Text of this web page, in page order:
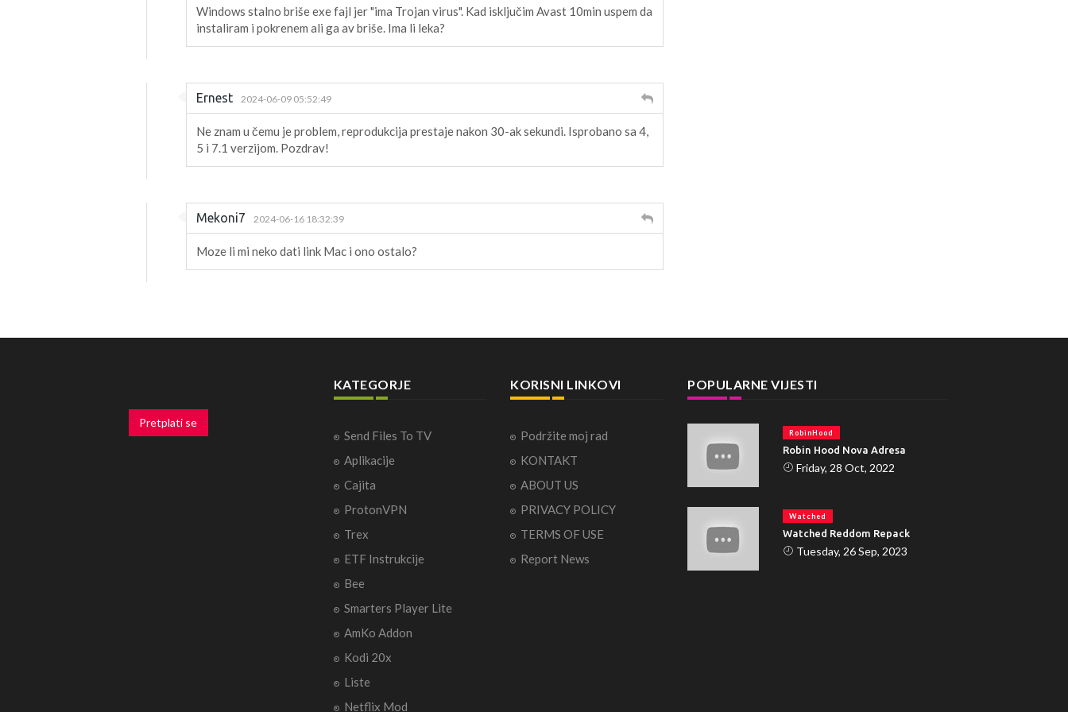
Windows stalno briše exe fajl jer "ima Trojan virus". Kad isključim Avast 10min uspem da
instaliram i pokrenem ali ga av briše. Ima li leka?
Ernest 2024-06-09 05:52:49
Ne znam u čemu je problem, reprodukcija prestaje nakon 30-ak sekundi. Isprobano sa 4,
5 i 7.1 verzijom. Pozdrav!
Mekoni7 2024-06-16 18:32:39
Moze li mi neko dati link Mac i ono ostalo?
Pretplati se
KATEGORJE
Send Files To TV
Aplikacije
Cajita
ProtonVPN
Trex
ETF Instrukcije
Bee
Smarters Player Lite
AmKo Addon
Kodi 20x
Liste
Netflix Mod
KORISNI LINKOVI
Podržite moj rad
KONTAKT
ABOUT US
PRIVACY POLICY
TERMS OF USE
Report News
POPULARNE VIJESTI
RobinHood
Robin Hood Nova Adresa
Friday, 28 Oct, 2022
Watched
Watched Reddom Repack
Tuesday, 26 Sep, 2023